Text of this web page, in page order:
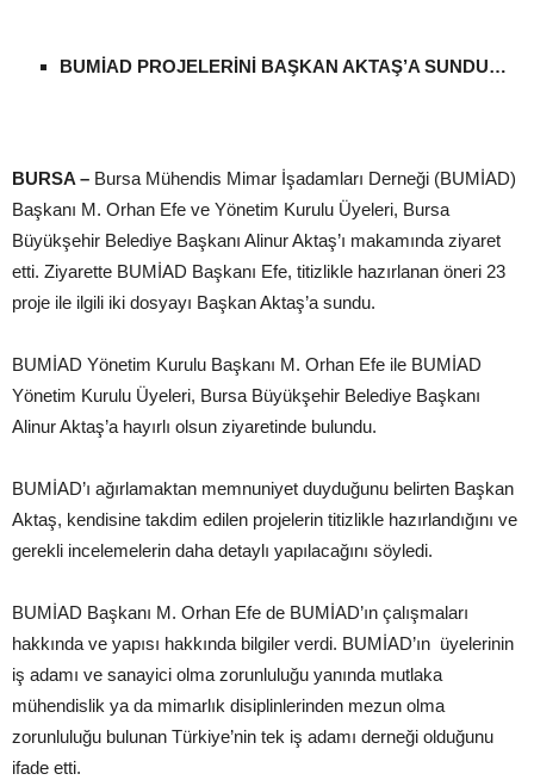
BUMİAD PROJELERİNİ BAŞKAN AKTAŞ’A SUNDU…
BURSA – Bursa Mühendis Mimar İşadamları Derneği (BUMİAD)
Başkanı M. Orhan Efe ve Yönetim Kurulu Üyeleri, Bursa
Büyükşehir Belediye Başkanı Alinur Aktaş’ı makamında ziyaret
etti. Ziyarette BUMİAD Başkanı Efe, titizlikle hazırlanan öneri 23
proje ile ilgili iki dosyayı Başkan Aktaş’a sundu.
BUMİAD Yönetim Kurulu Başkanı M. Orhan Efe ile BUMİAD
Yönetim Kurulu Üyeleri, Bursa Büyükşehir Belediye Başkanı
Alinur Aktaş’a hayırlı olsun ziyaretinde bulundu.
BUMİAD’ı ağırlamaktan memnuniyet duyduğunu belirten Başkan
Aktaş, kendisine takdim edilen projelerin titizlikle hazırlandığını ve
gerekli incelemelerin daha detaylı yapılacağını söyledi.
BUMİAD Başkanı M. Orhan Efe de BUMİAD’ın çalışmaları
hakkında ve yapısı hakkında bilgiler verdi. BUMİAD’ın üyelerinin
iş adamı ve sanayici olma zorunluluğu yanında mutlaka
mühendislik ya da mimarlık disiplinlerinden mezun olma
zorunluluğu bulunan Türkiye’nin tek iş adamı derneği olduğunu
ifade etti.